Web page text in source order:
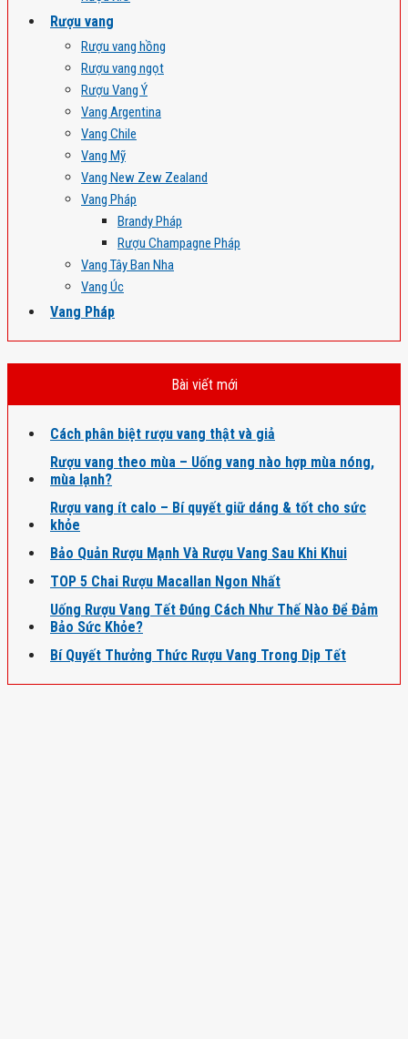
Rượu vang
Rượu vang hồng
Rượu vang ngọt
Rượu Vang Ý
Vang Argentina
Vang Chile
Vang Mỹ
Vang New Zew Zealand
Vang Pháp
Brandy Pháp
Rượu Champagne Pháp
Vang Tây Ban Nha
Vang Úc
Vang Pháp
Bài viết mới
Cách phân biệt rượu vang thật và giả
Rượu vang theo mùa – Uống vang nào hợp mùa nóng,
mùa lạnh?
Rượu vang ít calo – Bí quyết giữ dáng & tốt cho sức
khỏe
Bảo Quản Rượu Mạnh Và Rượu Vang Sau Khi Khui
TOP 5 Chai Rượu Macallan Ngon Nhất
Uống Rượu Vang Tết Đúng Cách Như Thế Nào Để Đảm
Bảo Sức Khỏe?
Bí Quyết Thưởng Thức Rượu Vang Trong Dịp Tết